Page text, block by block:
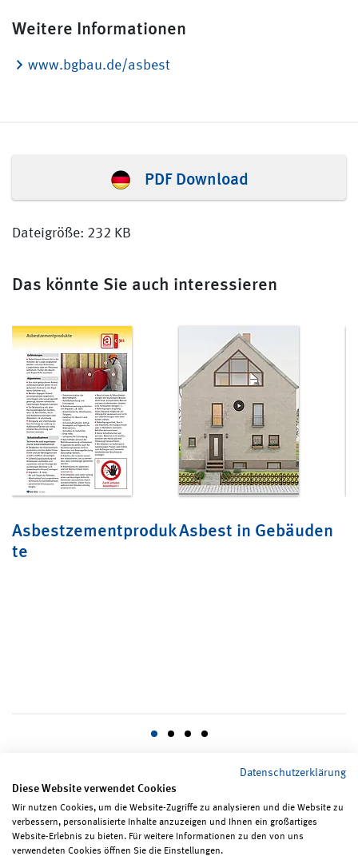
Weitere Informationen
www.bgbau.de/asbest
PDF Download
Dateigröße: 232 KB
Das könnte Sie auch interessieren
Asbestzementproduk
te
Asbest in Gebäuden
Seite teilen Seite drucken
Datenschutzerklärung
Diese Website verwendet Cookies
Wir nutzen Cookies, um die Website-Zugriffe zu analysieren und die Website zu
verbessern, personalisierte Inhalte anzuzeigen und Ihnen ein großartiges
Website-Erlebnis zu bieten. Für weitere Informationen zu den von uns
verwendeten Cookies öffnen Sie die Einstellungen.